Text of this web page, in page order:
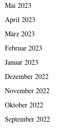
Mai 2023
April 2023
März 2023
Februar 2023
Januar 2023
Dezember 2022
November 2022
Oktober 2022
September 2022